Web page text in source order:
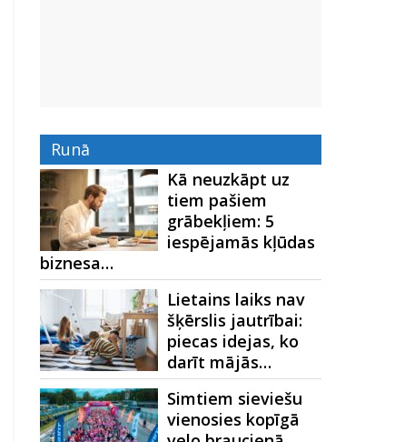
Runā
Kā neuzkāpt uz
tiem pašiem
grābekļiem: 5
iespējamās kļūdas
biznesa…
Lietains laiks nav
šķērslis jautrībai:
piecas idejas, ko
darīt mājās…
Simtiem sieviešu
vienosies kopīgā